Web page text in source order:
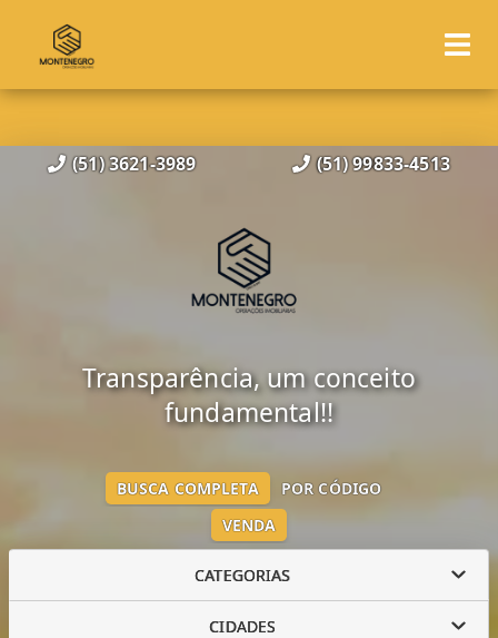
(51) 3621-3989 (51) 99833-4513
Transparência, um conceito
fundamental!!
VENDA
BUSCA COMPLETA POR CÓDIGO
CATEGORIAS
CIDADES